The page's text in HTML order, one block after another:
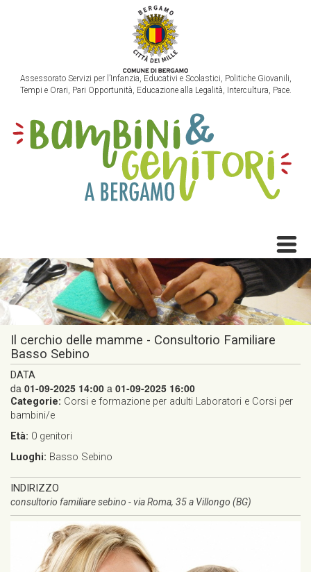
Assessorato Servizi per l’Infanzia, Educativi e Scolastici, Politiche Giovanili,
Tempi e Orari, Pari Opportunità, Educazione alla Legalità, Intercultura, Pace.
Il cerchio delle mamme - Consultorio Familiare
Basso Sebino
DATA
da 01-09-2025 14:00 a 01-09-2025 16:00
Categorie: Corsi e formazione per adulti Laboratori e Corsi per
bambini/e
Età: 0 genitori
Luoghi: Basso Sebino
INDIRIZZO
consultorio familiare sebino - via Roma, 35 a Villongo (BG)